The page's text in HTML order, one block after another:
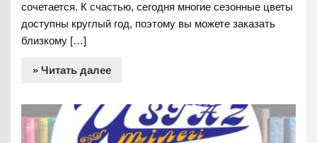
сочетается. К счастью, сегодня многие сезонные цветы
доступны круглый год, поэтому вы можете заказать
близкому […]
» Читать далее